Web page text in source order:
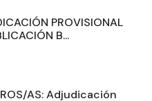
PROVISIONAL
B...
AS: Adjudicación